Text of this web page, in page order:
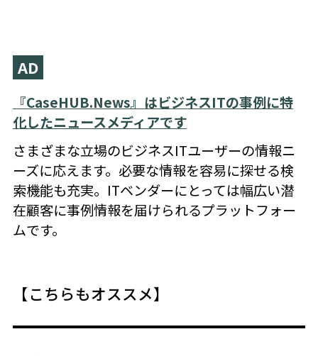
AD
『CaseHUB.News』はビジネスITの事例に特
化したニュースメディアです
さまざまな立場のビジネスITユーザーの情報ニ
ーズに応えます。必要な情報を容易に探せる検
索機能も充実。ITベンダーにとっては幅広い潜
在顧客に事例情報を届けられるプラットフォー
ムです。
【こちらもオススメ】